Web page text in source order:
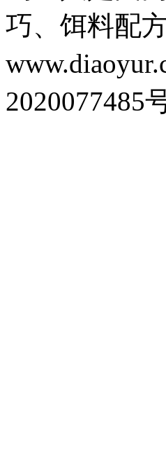
巧、饵料配
2020077485